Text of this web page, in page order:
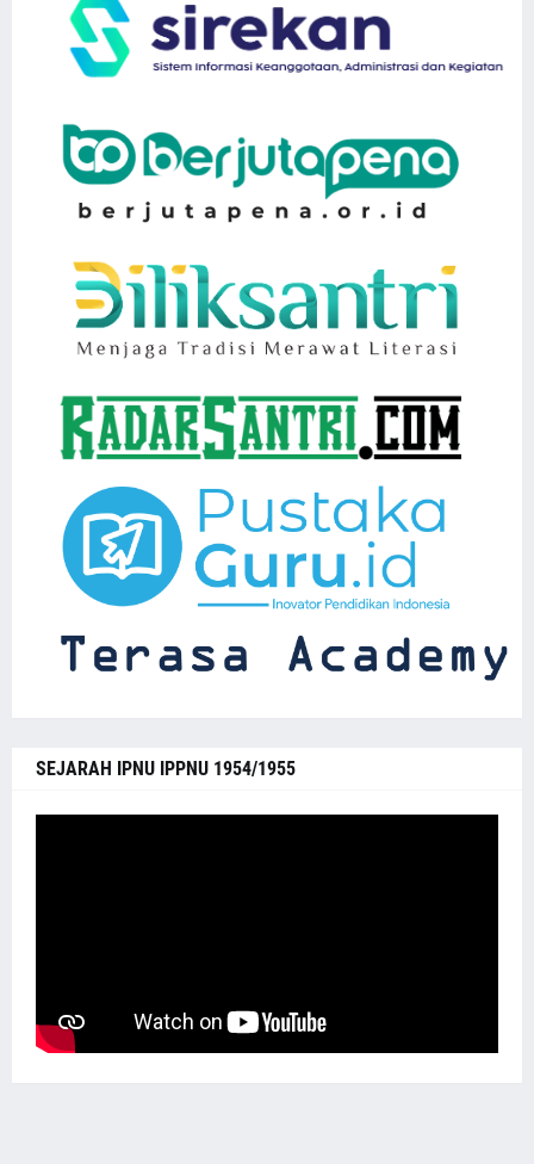
SEJARAH IPNU IPPNU 1954/1955